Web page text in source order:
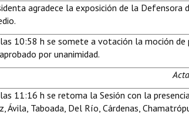
agradece la exposición de la Defensora
10:58 h se somete a votación la moción
por unanimidad.
11:16 h se retoma la Sesión con la
Ávila, Taboada, Del Río, Cárdenas,